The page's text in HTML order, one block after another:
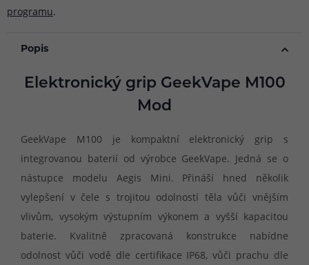
programu.
Popis
Elektronický grip GeekVape M100
Mod
GeekVape M100 je kompaktní elektronický grip s
integrovanou baterií od výrobce GeekVape. Jedná se o
nástupce modelu Aegis Mini. Přináší hned několik
vylepšení v čele s trojitou odolností těla vůči vnějším
vlivům, vysokým výstupním výkonem a vyšší kapacitou
baterie. Kvalitně zpracovaná konstrukce nabídne
odolnost vůči vodě dle certifikace IP68, vůči prachu dle